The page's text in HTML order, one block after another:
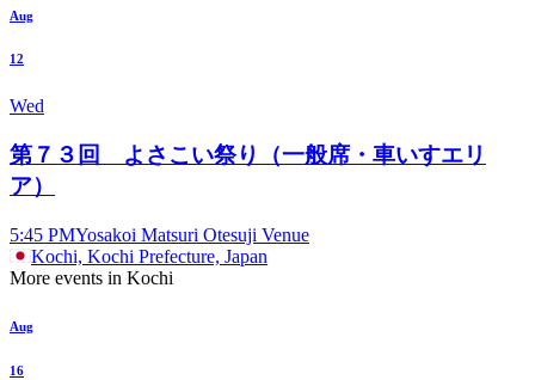
Aug
12
Wed
第７３回 よさこい祭り（一般席・車いすエリ
ア）
5:45 PMYosakoi Matsuri Otesuji Venue
Kochi, Kochi Prefecture, Japan
More events in Kochi
Aug
16